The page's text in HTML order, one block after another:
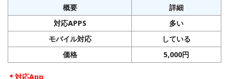
概要
詳細
対応APPS
多い
モバイル対応
している
価格
5,000円
＊対応App